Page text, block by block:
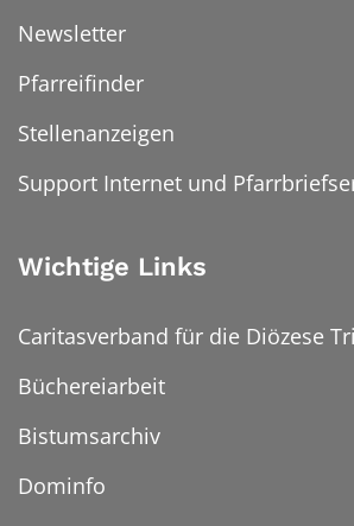
Newsletter
Pfarreifinder
Stellenanzeigen
Support Internet und
Wichtige Links
Caritasverband für die Diözese
Büchereiarbeit
Bistumsarchiv
Dominfo